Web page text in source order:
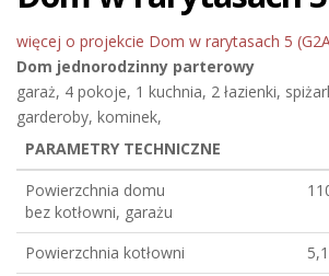
więcej o projekcie Dom w rarytasach 5
Dom jednorodzinny parterowy
garaż, 4 pokoje, 1 kuchnia, 2 łazienki,
garderoby, kominek,
PARAMETRY TECHNICZNE
Powierzchnia domu
bez kotłowni, garażu
Powierzchnia kotłowni